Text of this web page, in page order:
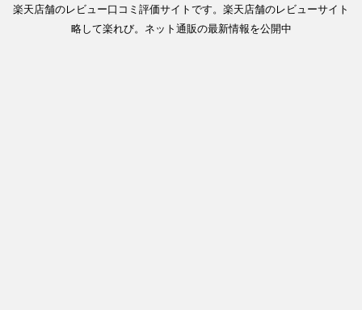
楽天店舗のレビュー口コミ評価サイトです。楽天店舗のレビューサイト
略して楽れび。ネット通販の最新情報を公開中